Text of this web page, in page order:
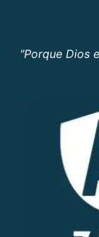
"Porque Dios